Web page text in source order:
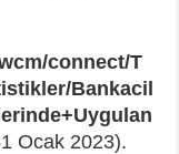
connect/T
Bankacil
Ocak 2023).